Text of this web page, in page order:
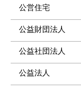
公営住宅
公益財団法人
公益社団法人
公益法人